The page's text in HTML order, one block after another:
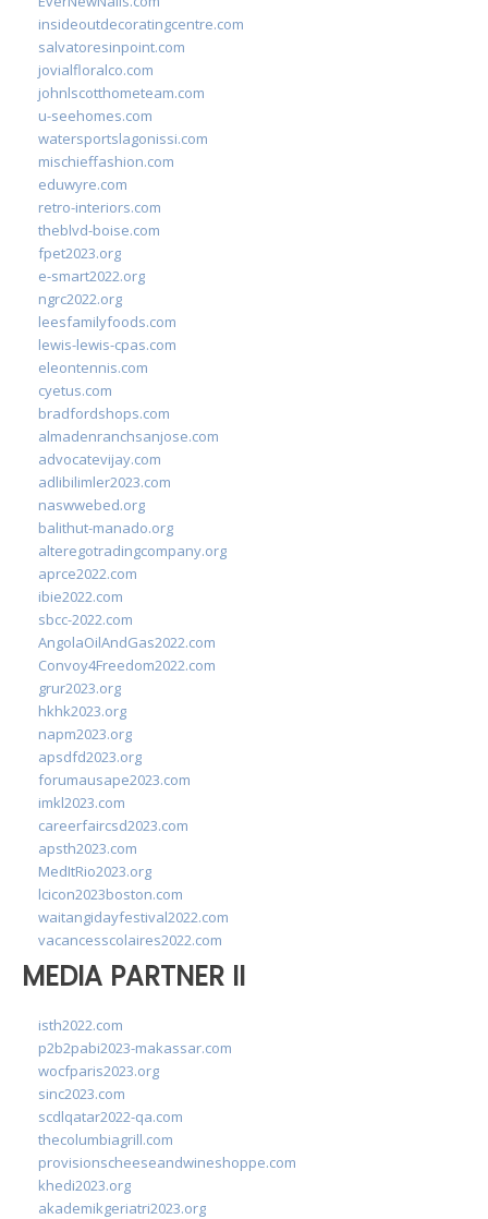
insideoutdecoratingcentre.com
salvatoresinpoint.com
jovialfloralco.com
johnlscotthometeam.com
u-seehomes.com
watersportslagonissi.com
mischieffashion.com
eduwyre.com
retro-interiors.com
theblvd-boise.com
fpet2023.org
e-smart2022.org
ngrc2022.org
leesfamilyfoods.com
lewis-lewis-cpas.com
eleontennis.com
cyetus.com
bradfordshops.com
almadenranchsanjose.com
advocatevijay.com
adlibilimler2023.com
naswwebed.org
balithut-manado.org
alteregotradingcompany.org
aprce2022.com
ibie2022.com
sbcc-2022.com
AngolaOilAndGas2022.com
Convoy4Freedom2022.com
grur2023.org
hkhk2023.org
napm2023.org
apsdfd2023.org
forumausape2023.com
imkl2023.com
careerfaircsd2023.com
apsth2023.com
MedItRio2023.org
lcicon2023boston.com
waitangidayfestival2022.com
vacancesscolaires2022.com
MEDIA PARTNER II
isth2022.com
p2b2pabi2023-makassar.com
wocfparis2023.org
sinc2023.com
scdlqatar2022-qa.com
thecolumbiagrill.com
provisionscheeseandwineshoppe.com
khedi2023.org
akademikgeriatri2023.org